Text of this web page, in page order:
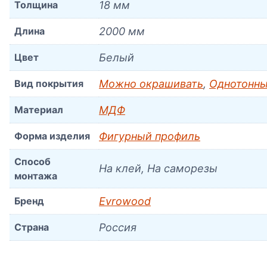
Толщина 18 мм
Длина 2000 мм
Цвет Белый
Вид покрытия Можно окрашивать,
Материал МДФ
Форма изделия Фигурный профиль
Способ
монтажа
На клей, На саморезы
Бренд Evrowood
Страна Россия